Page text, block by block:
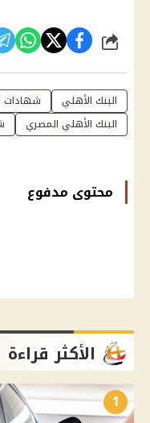
شارك
البنك الأهلي شهادات
البنك الأهلي المصري
محتوى مدفوع
الأكثر قراءة
1